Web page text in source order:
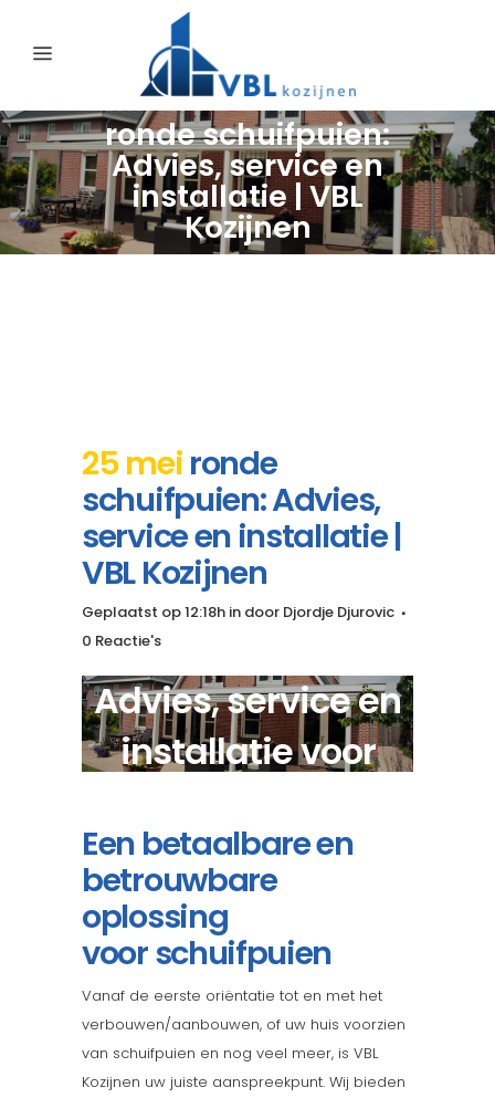
ronde schuifpuien:
Advies, service en
installatie | VBL
Kozijnen
25 mei ronde
schuifpuien: Advies,
service en installatie |
VBL Kozijnen
Geplaatst op 12:18h in door Djordje Djurovic
0 Reactie's
Advies, service en
installatie voor
Een betaalbare en
betrouwbare
oplossing
voor schuifpuien
Vanaf de eerste oriëntatie tot en met het
verbouwen/aanbouwen, of uw huis voorzien
van schuifpuien en nog veel meer, is VBL
Kozijnen uw juiste aanspreekpunt. Wij bieden